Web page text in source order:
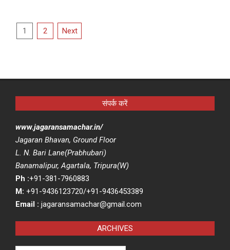
Posts
1 2 Next
संपर्क करें
www.jagaransamachar.in/
Jagaran Bhavan, Ground Floor
L. N. Bari Lane(Prabhubari)
Banamalipur, Agartala, Tripura(W)
Ph :+91-381-7960883
M: +91-9436123720/+91-9436453389
Email : jagaransamachar@gmail.com
ARCHIVES